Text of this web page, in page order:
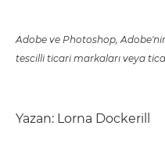
Adobe ve Photoshop,
tescilli ticari markaları veya
Yazan: Lorna Dockerill